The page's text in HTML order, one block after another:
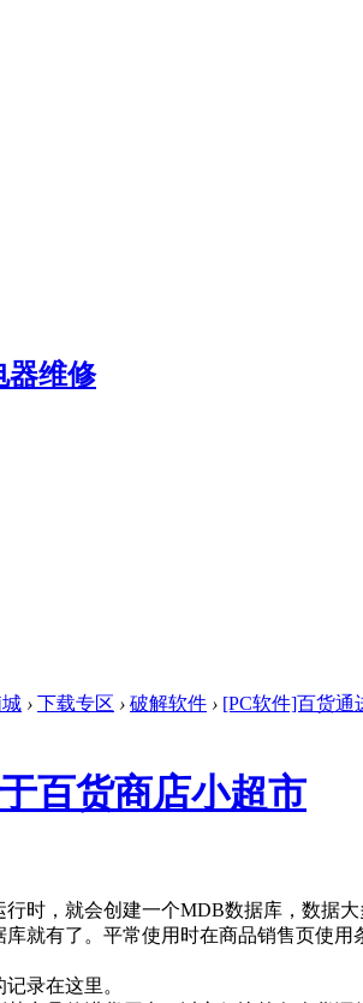
› 下载专区 › 破解软件 › [PC软件]百货通
百货商店小超市
时，就会创建一个MDB数据库，数据
就有了。平常使用时在商品销售页使
录在这里。